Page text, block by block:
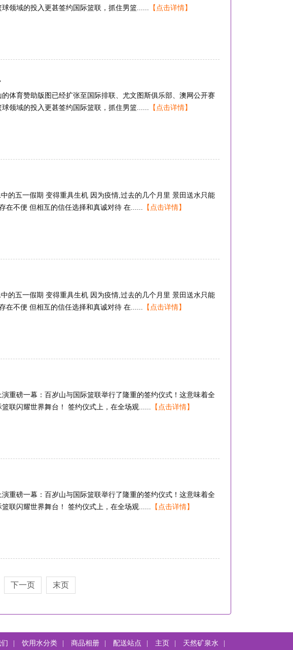
领域的投入更甚签约国际篮联，抓住男篮...... 【点击详情】
体育赞助版图已经扩张至国际排联、尤文图斯俱乐部、澳网公开赛
领域的投入更甚签约国际篮联，抓住男篮...... 【点击详情】
的五一假期 变得重具生机 因为疫情,过去的几个月里 景田送水只能
在不便 但相互的信任选择和真诚对待 在...... 【点击详情】
的五一假期 变得重具生机 因为疫情,过去的几个月里 景田送水只能
在不便 但相互的信任选择和真诚对待 在...... 【点击详情】
重磅一幕：百岁山与国际篮联举行了隆重的签约仪式！这意味着全
联闪耀世界舞台！ 签约仪式上，在全场观...... 【点击详情】
重磅一幕：百岁山与国际篮联举行了隆重的签约仪式！这意味着全
联闪耀世界舞台！ 签约仪式上，在全场观...... 【点击详情】
下一页 末页
饮用水分类 商品相册 配送站点 主页 天然矿泉水